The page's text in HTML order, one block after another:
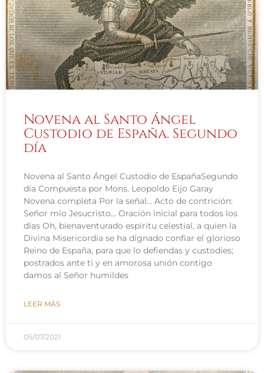
Novena al Santo Ángel
Custodio de España. Segundo
día
Novena al Santo Ángel Custodio de EspañaSegundo
día Compuesta por Mons. Leopoldo Eijo Garay
Novena completa Por la señal… Acto de contrición:
Señor mío Jesucristo… Oración inicial para todos los
días Oh, bienaventurado espíritu celestial, a quien la
Divina Misericordia se ha dignado confiar el glorioso
Reino de España, para que lo defiendas y custodies;
postrados ante ti y en amorosa unión contigo
damos al Señor humildes
LEER MÁS
05/07/2021